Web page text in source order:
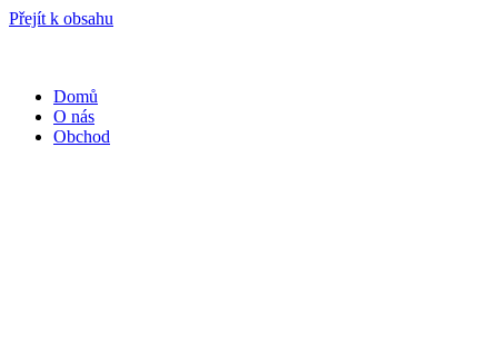
Přejít k obsahu
Domů
O nás
Obchod